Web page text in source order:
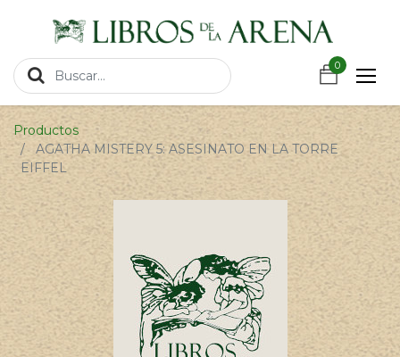
0
0
Productos
AGATHA MISTERY 5: ASESINATO EN LA TORRE
EIFFEL